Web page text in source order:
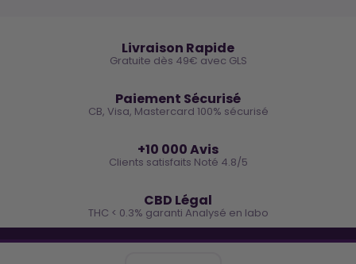
Livraison Rapide
Gratuite dès 49€ avec GLS
Paiement Sécurisé
CB, Visa, Mastercard 100% sécurisé
+10 000 Avis
Clients satisfaits Noté 4.8/5
CBD Légal
THC < 0.3% garanti Analysé en labo